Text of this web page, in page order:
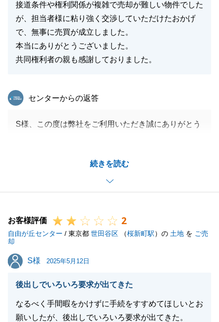
接道条件や権利関係が複雑で売却が難しい物件でした
が、担当者様に粘り強く交渉していただけたおかげ
で、無事に売買が成立しました。
本当にありがとうございました。
共同権利者の親も感謝しておりました。
続きを読む
東急リバブル
センターからの返答
S様、この度は弊社をご利用いただき誠にありがとう
続きを完了できたこと、大変嬉しく思います。
色々とご協力をいただき誠にありがとうございまし
た。
ら、いつでもご連絡ください。
引き続きよろしくお願い申し上げます。
お客様評価 2
自由が丘センター / 東京都 世田谷区 （桜新町駅）の 土地 を ご売
却
S様
S様 2025年5月12日
後出しでいろいろ要求が出てきた
なるべく手間暇をかけずに手続をすすめてほしいとお
願いしたが、後出しでいろいろ要求が出てきた。